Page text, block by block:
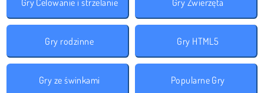
Gry rodzinne Gry HTML5
Gry ze świnkami Popularne Gry